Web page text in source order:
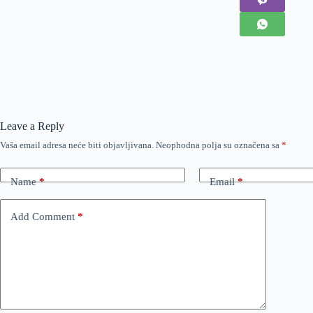
Leave a Reply
Vaša email adresa neće biti objavljivana. Neophodna polja su označena sa *
Name* Email*
Add Comment *